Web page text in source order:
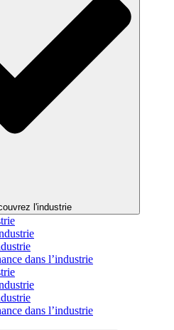
l'industrie
dans l’industrie
dans l’industrie